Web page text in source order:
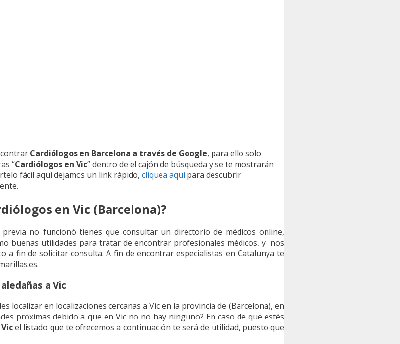
Cardiólogos en Barcelona a través de Google, para ello solo
“Cardiólogos en Vic” dentro de el cajón de búsqueda y se te mostrarán
fácil aquí dejamos un link rápido, cliquea aquípara descubrir
en Vic (Barcelona)?
no funcionó tienes que consultar un directorio de médicos online,
buenas utilidades para tratar de encontrar profesionales médicos, y nos
a fin de solicitar consulta. A fin de encontrar especialistas en Catalunya te
a Vic
localizar en localizaciones cercanas a Vic en la provincia de (Barcelona), en
próximas debido a que en Vic no no hay ninguno? En caso de que estés
el listado que te ofrecemos a continuación te será de utilidad, puesto que